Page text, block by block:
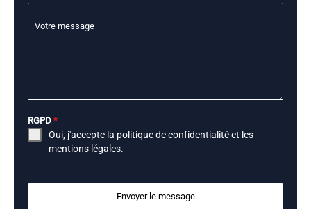
Votre message
RGPD *
Oui, j'accepte la politique de confidentialitéet les
mentions légales.
Envoyer le message